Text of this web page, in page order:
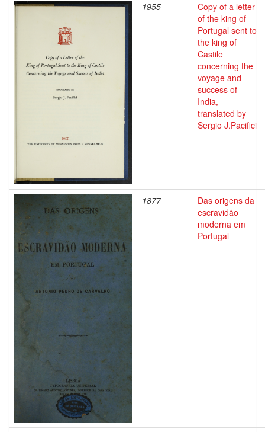
1955
Copy of a letter
of the king of
Portugal sent to
the king of
Castile
concerning the
voyage and
success of
India,
translated by
Sergio J.Pacifici
1877
Das origens da
escravidão
moderna em
Portugal